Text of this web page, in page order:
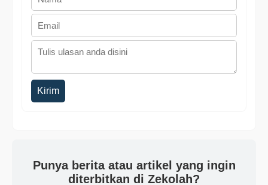
Kirim
Punya berita atau artikel yang ingin
diterbitkan di Zekolah?